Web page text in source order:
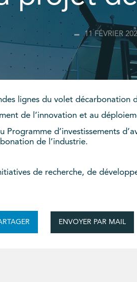
11 FÉVRIER
lignes du volet décarbonation
de l’innovation et au
Programme d’investissements
de l’industrie.
de recherche, de
ENVOYER PAR MAIL